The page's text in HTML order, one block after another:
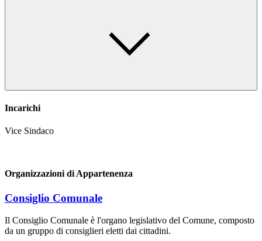
Incarichi
Vice Sindaco
Organizzazioni di Appartenenza
Consiglio Comunale
Il Consiglio Comunale è l'organo legislativo del Comune, composto
da un gruppo di consiglieri eletti dai cittadini.